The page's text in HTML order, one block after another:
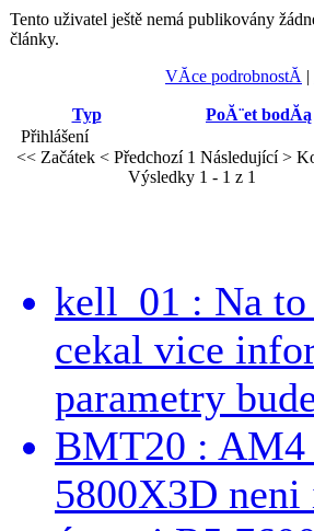
Tento uživatel ještě nemá publikovány
články.
VĂ­ce podrobnostĂ­ |
Typ
PoĂ¨et bodĂą
Přihlášení
<< Začátek < Předchozí 1 Následující >
Výsledky 1 - 1 z 1
kell_01 : Na
cekal vice
parametry
BMT20 : AM4
5800X3D neni